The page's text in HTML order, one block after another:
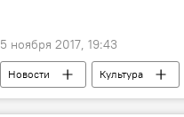
5 ноября 2017, 19:43
Новости Культура
скульптуры
Новости